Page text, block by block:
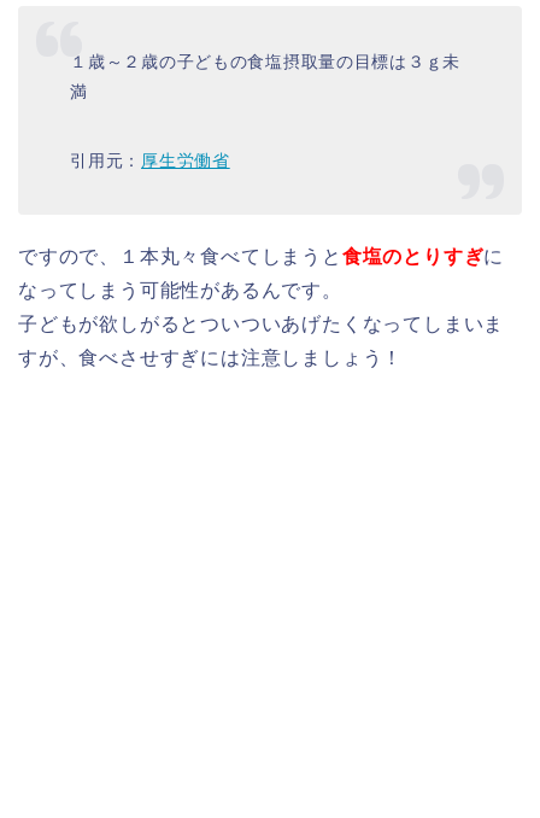
１歳～２歳の子どもの食塩摂取量の目標は３ｇ未
満
引用元： 厚生労働省
ですので、１本丸々食べてしまうと 食塩のとりすぎに
なってしまう可能性があるんです。
子どもが欲しがるとついついあげたくなってしまいま
すが、食べさせすぎには注意しましょう！